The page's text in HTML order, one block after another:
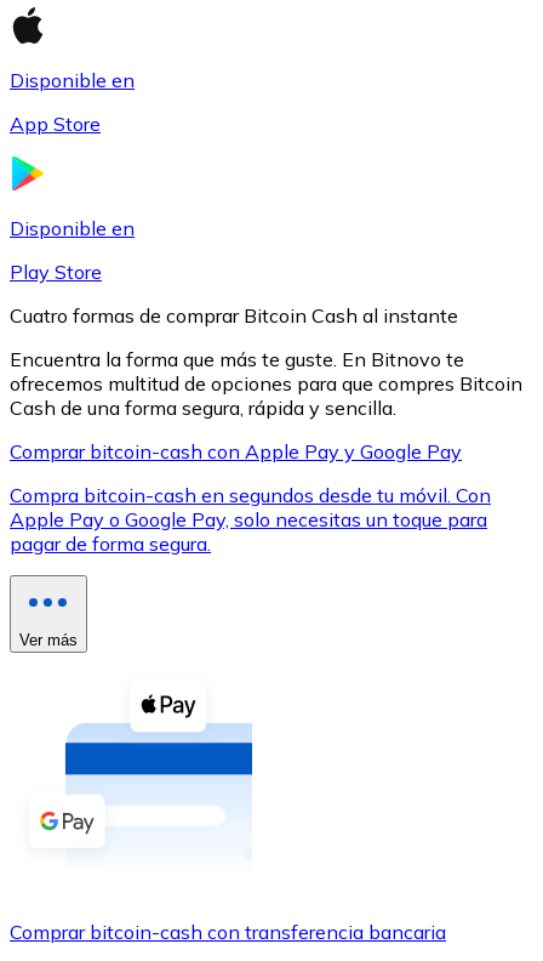
XRP
XRP
Efectivo
Comprar con efectivo
Transferencia SEPA
Añade fondos a tu cuenta Bitnovo o realiza compras
Utiliza tarjetas Visa y Mastercard para comprar
Disponible en
App Store
Disponible en
Play Store
Cuatro formas de comprar Bitcoin Cash al instante
Encuentra la forma que más te guste. En Bitnovo te
ofrecemos multitud de opciones para que compres Bitcoin
Cash de una forma segura, rápida y sencilla.
Comprar bitcoin-cash con Apple Pay y Google Pay
Compra bitcoin-cash en segundos desde tu móvil. Con
Apple Pay o Google Pay, solo necesitas un toque para
pagar de forma segura.
Ver más
Comprar bitcoin-cash con transferencia bancaria